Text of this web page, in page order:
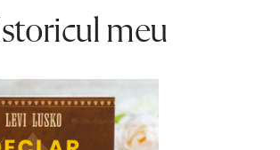
meu